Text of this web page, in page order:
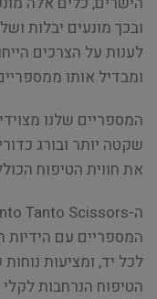
ובכך מונעים יבלות
לענות על הצרכים
ומבדיל אותו
המספריים שלנו
שקטה יותר ובורג
את חווית הטיפוח
המספריים עם
לכל יד, ומציעות